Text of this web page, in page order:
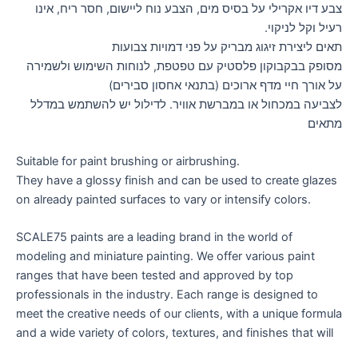
צבע דיו אקרילי על בסיס מים, הצבע נוח ליישום, חסר ריח, אינו
רעיל וקל לניקוי.
תאים ליצירת זיגוג מבריק על פני דמויות צבועות
מסופק בבקבוקון פלסטיק עם טפטפת, לנוחות השימוש ולשמירה
על אורך חיי מדף ארוכים (בתנאי אחסון סבירים)
לצביעה במכחול או במברשת אוויר. לדילול יש להשתמש במדלל
מתאים
Suitable for paint brushing or airbrushing.
They have a glossy finish and can be used to create glazes
on already painted surfaces to vary or intensify colors.
SCALE75 paints are a leading brand in the world of
modeling and miniature painting. We offer various paint
ranges that have been tested and approved by top
professionals in the industry. Each range is designed to
meet the creative needs of our clients, with a unique formula
and a wide variety of colors, textures, and finishes that will